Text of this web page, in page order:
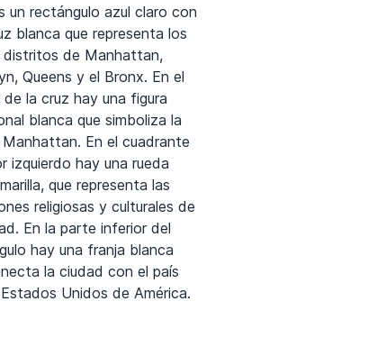
un rectángulo azul claro con
blanca que representa los
distritos de Manhattan,
Queens y el Bronx. En el
la cruz hay una figura
blanca que simboliza la
En el cuadrante
izquierdo hay una rueda
que representa las
religiosas y culturales de
En la parte inferior del
hay una franja blanca
la ciudad con el país
Unidos de América.